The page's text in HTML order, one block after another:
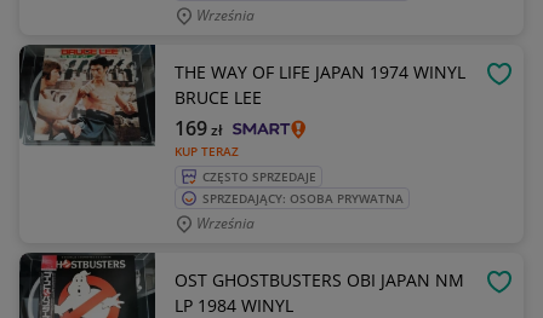
Września
THE WAY OF LIFE JAPAN 1974 WINYL
BRUCE LEE
KUP TERAZ
169zł
CZĘSTO SPRZEDAJE
SPRZEDAJĄCY: OSOBA PRYWATNA
Września
OST GHOSTBUSTERS OBI JAPAN NM
LP 1984 WINYL